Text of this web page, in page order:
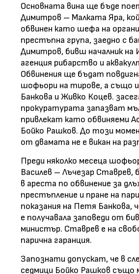
Основната вина ще бъде
Димитров – Малката Яра,
обвинен като шефа на
престъпна група, заедно с
Димитров, бивш началник на
агенция рибарство и
Обвинения ще бъдат
шофьори на тирове, а също
Банкова и Живко Коцев.
прокуратурата запазват
привлекат като обвиняеми
Бойко Рашков. До този
от двамата не е викан на
Преди няколко месеца
Василев – Лъчезар Ставрев,
в ареста по обвинение за
престъпление и пране на
показания на Петя Банкова,
е получавала заповеди от
министър. Ставрев е на
парична гаранция.
Запознати допускат, че в
седмици Бойко Рашков също